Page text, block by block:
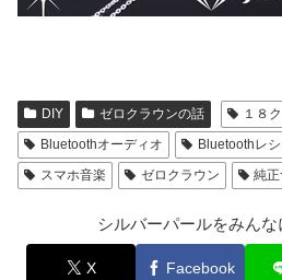
DIY ゼロクラウンの話 １８
Bluetoothオーディオ
Bluetoothレ
スマホ音楽
ゼロクラウン 純
シルバーパールをみんな
X Facebook